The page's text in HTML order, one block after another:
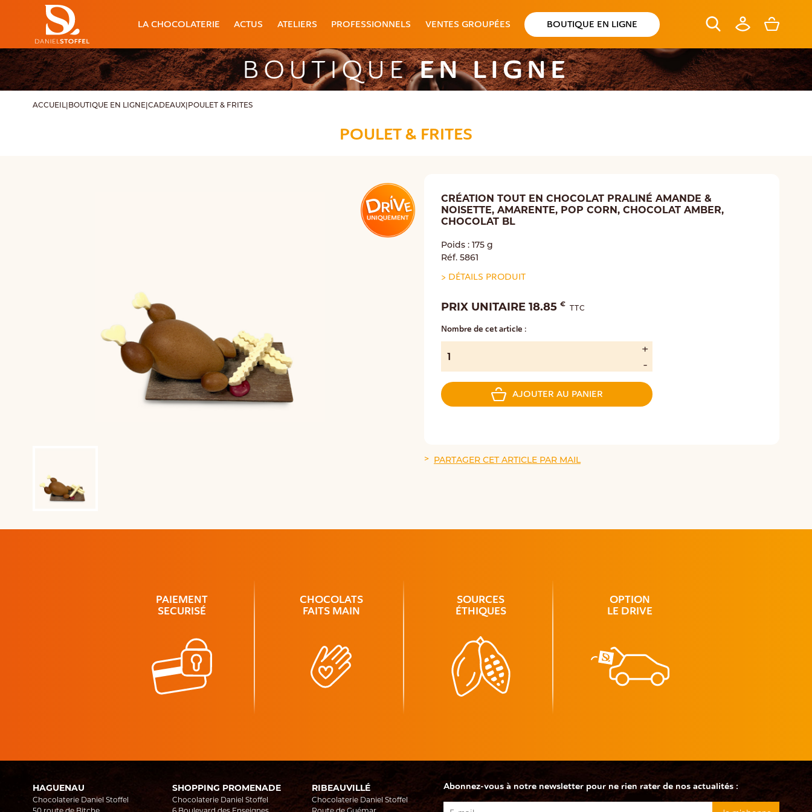
LA CHOCOLATERIE ACTUS ATELIERS PROFESSIONNELS VENTES GROUPÉES BOUTIQUE EN LIGNE
BOUTIQUEEN LIGNE
ACCUEIL| BOUTIQUE EN LIGNE| CADEAUX| POULET & FRITES
POULET & FRITES
CRÉATION TOUT EN CHOCOLAT PRALINÉ AMANDE &
NOISETTE, AMARENTE, POP CORN, CHOCOLAT AMBER,
CHOCOLAT BL
Poids : 175 g
Réf. 5861
> DÉTAILS PRODUIT
PRIX UNITAIRE 18.85 €
TTC
Nombre de cet article :
AJOUTER AU PANIER
PARTAGER CET ARTICLE PAR MAIL
PAIEMENT
SECURISÉ
CHOCOLATS
FAITS MAIN
SOURCES
ÉTHIQUES
OPTION
LE DRIVE
HAGUENAU
Chocolaterie Daniel Stoffel
SHOPPING PROMENADE
Chocolaterie Daniel Stoffel
RIBEAUVILLÉ
Chocolaterie Daniel Stoffel
Abonnez-vous à notre newsletter pour ne rien rater de nos actualités :